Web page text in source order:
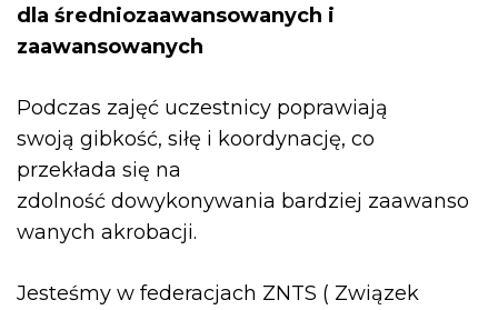
dla średniozaawansowanych i
zaawansowanych
Podczas zajęć uczestnicy poprawiają
swoją gibkość, siłę i koordynację, co
przekłada się na
zdolność dowykonywania bardziej zaawanso
wanych akrobacji.
Jesteśmy w federacjach ZNTS ( Związek